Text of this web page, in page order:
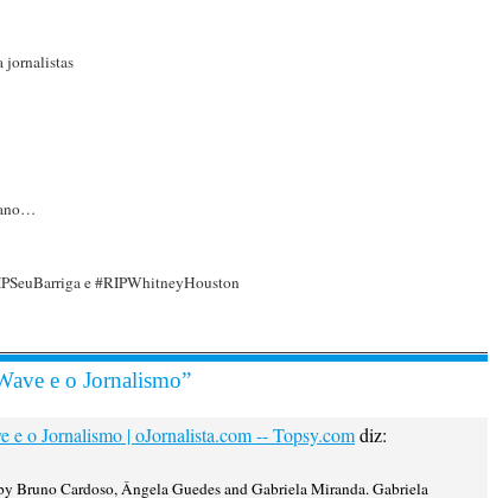
jornalistas
e #RIPWhitneyHouston
e o Jornalismo”
e o Jornalismo | oJornalista.com -- Topsy.comdiz:
Bruno Cardoso, Ângela Guedes and Gabriela Miranda. Gabriela